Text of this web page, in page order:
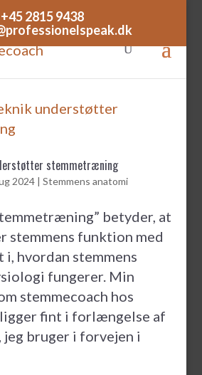
+45 2815 9438
stemmetræning
2024| Stemmens anatomi
betyder, at
stemmens funktion med
i, hvordan stemmens
fungerer. Min
stemmecoach hos
fint i forlængelse af
jeg bruger i forvejen i